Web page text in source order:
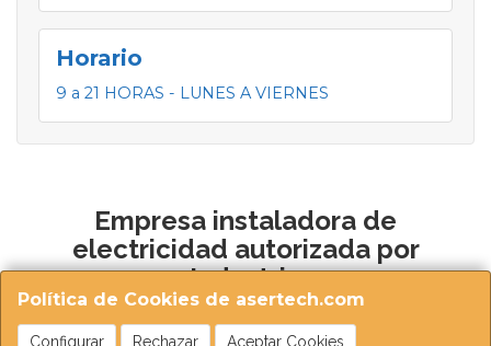
Política de Cookies de asertech.com
Configurar Rechazar Aceptar Cookies
Horario
9 a 21 HORAS - LUNES A VIERNES
Empresa instaladora de
electricidad autorizada por
Industria